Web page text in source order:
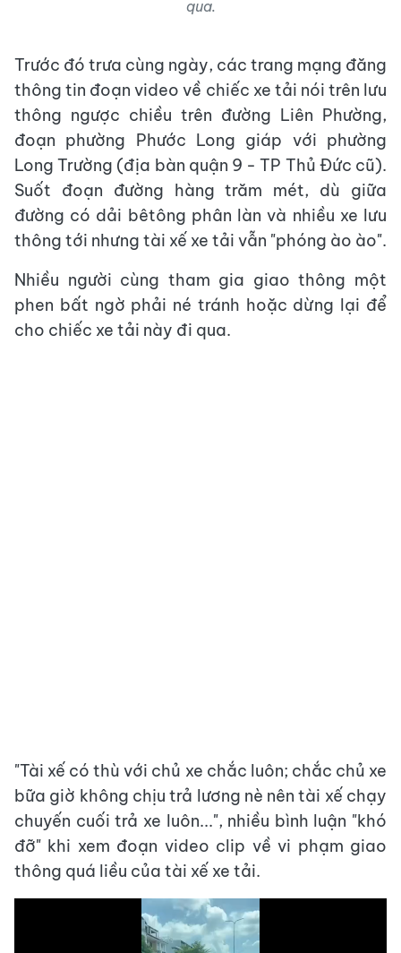
qua.
Trước đó trưa cùng ngày, các trang mạng đăng
thông tin đoạn video về chiếc xe tải nói trên lưu
thông ngược chiều trên đường Liên Phường,
đoạn phường Phước Long giáp với phường
Long Trường (địa bàn quận 9 - TP Thủ Đức cũ).
Suốt đoạn đường hàng trăm mét, dù giữa
đường có dải bêtông phân làn và nhiều xe lưu
thông tới nhưng tài xế xe tải vẫn "phóng ào ào".
Nhiều người cùng tham gia giao thông một
phen bất ngờ phải né tránh hoặc dừng lại để
cho chiếc xe tải này đi qua.
"Tài xế có thù với chủ xe chắc luôn; chắc chủ xe
bữa giờ không chịu trả lương nè nên tài xế chạy
chuyến cuối trả xe luôn...", nhiều bình luận "khó
đỡ" khi xem đoạn video clip về vi phạm giao
thông quá liều của tài xế xe tải.